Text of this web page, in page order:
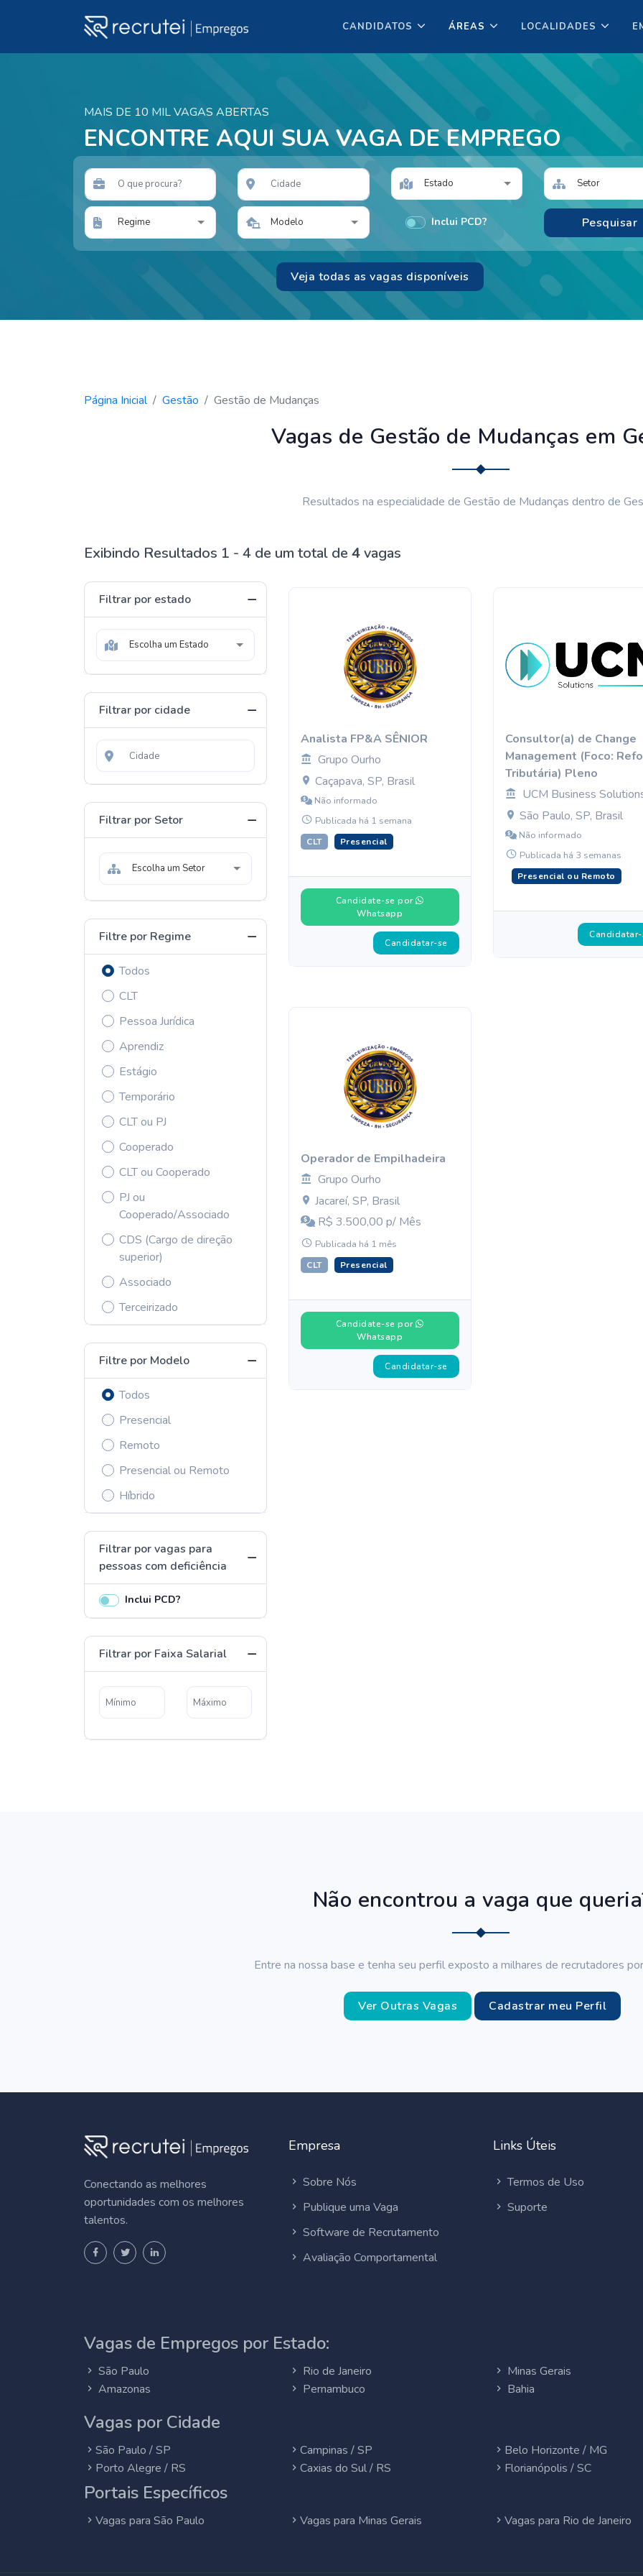
CANDIDATOS ÁREAS LOCALIDADES
MAIS DE 10 MIL VAGAS ABERTAS
ENCONTRE AQUI SUA VAGA DE EMPREGO
Estado Setor
Regime Modelo Inclui PCD?
Veja todas as vagas disponíveis
Página Inicial Gestão Gestão de Mudanças
Vagas de Gestão de Mudanças em
Resultados na especialidade de Gestão de Mudanças dentro de
Exibindo Resultados 1 - 4 de um total de 4vagas
Filtrar por estado
Escolha um Estado
Filtrar por cidade
Filtrar por Setor
Escolha um Setor
Filtre por Regime
Todos
CLT
Pessoa Jurídica
Aprendiz
Estágio
Temporário
CLT ou PJ
Cooperado
CLT ou Cooperado
PJ ou
Cooperado/Associado
CDS (Cargo de direção
superior)
Associado
Terceirizado
Filtre por Modelo
Todos
Presencial
Remoto
Presencial ou Remoto
Híbrido
Filtrar por vagas para
pessoas com deficiência
Inclui PCD?
Filtrar por Faixa Salarial
Analista FP&A SÊNIOR
Grupo Ourho
Caçapava, SP, Brasil
Não informado
Publicada há 1 semana
CLT Presencial
Candidate-se por
Whatsapp
Candidatar-se
Consultor(a) de Change
Management (Foco:
Tributária) Pleno
UCM Business
São Paulo, SP, Brasil
Não informado
Publicada há 3 semanas
Presencial ou Remoto
Operador de Empilhadeira
Grupo Ourho
Jacareí, SP, Brasil
R$ 3.500,00 p/ Mês
Publicada há 1 mês
CLT Presencial
Candidate-se por
Whatsapp
Candidatar-se
Não encontrou a vaga que
Entre na nossa base e tenha seu perfil exposto a milhares de recrutadores
Ver Outras Vagas Cadastrar meu Perfil
Conectando as melhores
oportunidades com os melhores
talentos.
Empresa
Sobre Nós
Publique uma Vaga
Software de Recrutamento
Avaliação Comportamental
Links Úteis
Termos de Uso
Suporte
Vagas de Empregos por Estado:
São Paulo Rio de Janeiro
Minas Gerais
Amazonas
Pernambuco Bahia
Vagas por Cidade
São Paulo / SP Campinas / SP
Belo Horizonte / MG
Porto Alegre / RS
Caxias do Sul / RS Florianópolis / SC
Portais Específicos
Vagas para São Paulo Vagas para Minas Gerais Vagas para Rio de Janeiro